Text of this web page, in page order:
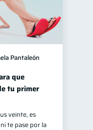
Pantaleón
que
tu primer
veinte, es
te pase por la